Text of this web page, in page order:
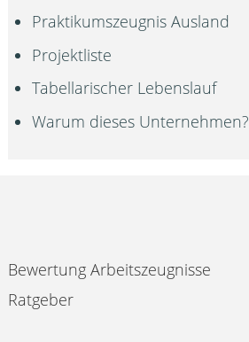
Praktikumszeugnis Ausland
Projektliste
Tabellarischer Lebenslauf
Warum dieses Unternehmen?
Bewertung Arbeitszeugnisse
Ratgeber